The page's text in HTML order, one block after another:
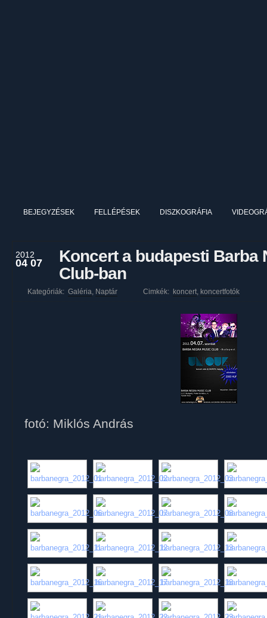
BEJEGYZÉSEK FELLÉPÉSEK DISZKOGRÁFIA
2012
04 07
Koncert a budapesti Barba
Club-ban
Kategóriák: Galéria, Naptár Cimkék: koncert, koncertfotók
fotó: Miklós András